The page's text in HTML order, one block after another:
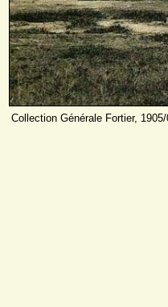
Collection Générale Fortier,